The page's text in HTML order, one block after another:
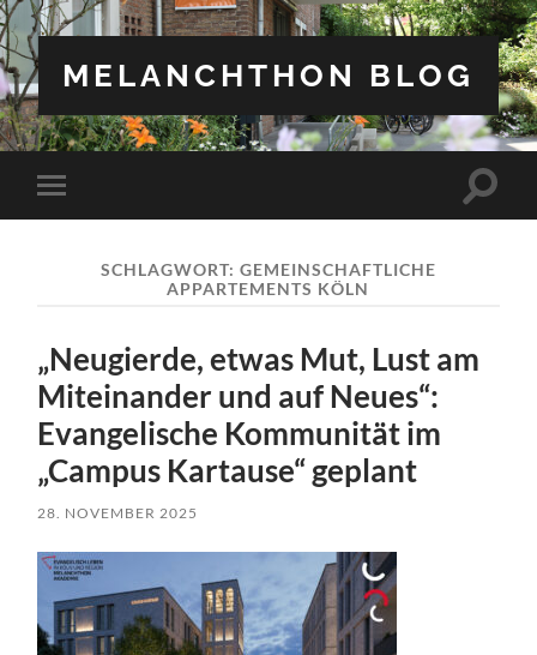
MELANCHTHON BLOG
Mobile-
Menü
SCHLAGWORT: GEMEINSCHAFTLICHE
APPARTEMENTS KÖLN
„Neugierde, etwas Mut, Lust am
Miteinander und auf Neues“:
Evangelische Kommunität im
„Campus Kartause“ geplant
28. NOVEMBER 2025